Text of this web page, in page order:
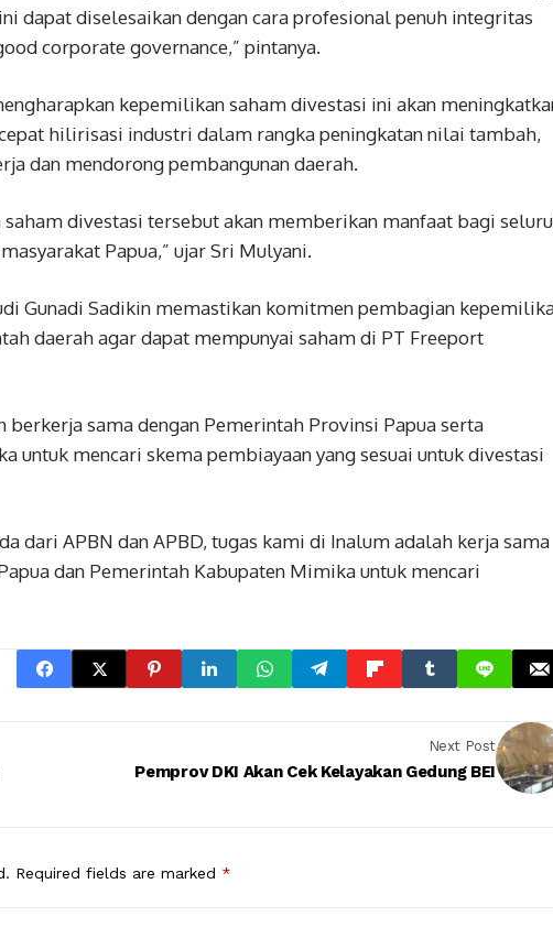
dapat diselesaikan dengan cara profesional penuh integritas
corporate governance,” pintanya.
kepemilikan saham divestasi ini akan
hilirisasi industri dalam rangka peningkatan nilai tambah,
dan mendorong pembangunan daerah.
saham divestasi tersebut akan memberikan manfaat bagi
Papua,” ujar Sri Mulyani.
Gunadi Sadikin memastikan komitmen pembagian
daerah agar dapat mempunyai saham di PT Freeport
berkerja sama dengan Pemerintah Provinsi Papua serta
untuk mencari skema pembiayaan yang sesuai untuk divestasi
dari APBN dan APBD, tugas kami di Inalum adalah kerja sama
dan Pemerintah Kabupaten Mimika untuk mencari
Next Post
Pemprov DKI Akan Cek Kelayakan Gedung BEI
Required fields are marked *